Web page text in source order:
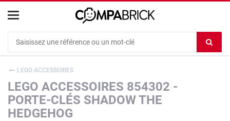
le
LEGO ACCESSOIRES
LEGO ACCESSOIRES 854302 -
PORTE-CLÉS SHADOW THE
HEDGEHOG
Cookies management panel